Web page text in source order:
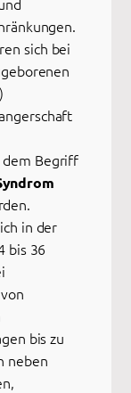
sich bei
dem Begriff
in der
bis 36
bis zu
neben